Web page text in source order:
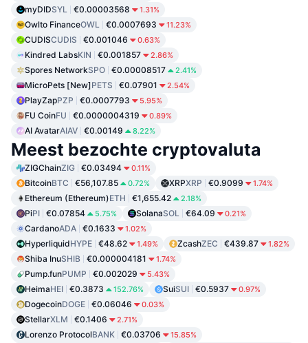
myDIDSYL €0.00003568 1.31%
Owlto FinanceOWL €0.0007693 11.23%
CUDISCUDIS €0.001046 0.63%
Kindred LabsKIN €0.001857 2.86%
Spores NetworkSPO €0.00008517 2.41%
MicroPets [New]PETS €0.07901 2.54%
PlayZapPZP €0.0007793 5.95%
FU CoinFU €0.0000004319 0.89%
AI AvatarAIAV €0.00149 8.22%
Meest bezochte cryptovaluta
ZIGChainZIG €0.03494 0.11%
BitcoinBTC €56,107.85 0.72% XRPXRP €0.9099 1.74%
Ethereum (Ethereum)ETH €1,655.42 2.18%
PiPI €0.07854 5.75% SolanaSOL €64.09 0.21%
CardanoADA €0.1633 1.02%
HyperliquidHYPE €48.62 1.49% ZcashZEC €439.87 1.82%
Shiba InuSHIB €0.000004181 1.74%
Pump.funPUMP €0.002029 5.43%
HeimaHEI €0.3873 152.76% SuiSUI €0.5937 0.97%
DogecoinDOGE €0.06046 0.03%
StellarXLM €0.1406 2.71%
Lorenzo ProtocolBANK €0.03706 15.85%